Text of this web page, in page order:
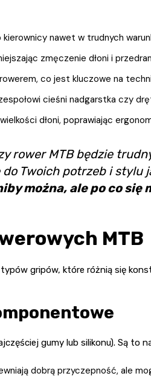
kierownicy nawet w trudnych
zmęczenie dłoni i
co jest kluczowe na
cieśni nadgarstka czy
dłoni, poprawiając
rower MTB będzie
Twoich potrzeb i stylu
można, ale po co się
MTB
gripów, które różnią się
gumy lub silikonu). Są
dobrą przyczepność, ale